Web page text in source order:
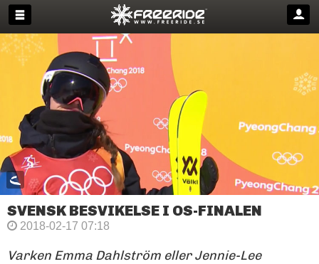
SVENSK BESVIKELSE I OS-FINALEN
2018-02-17 07:18
Varken Emma Dahlström eller Jennie-Lee